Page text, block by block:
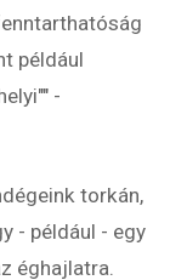
például
-
torkán,
- például - egy
éghajlatra.